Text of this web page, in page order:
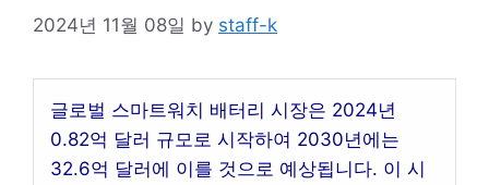
2024년 11월 08일 by staff-k
글로벌 스마트워치 배터리 시장은 2024년
0.82억 달러 규모로 시작하여 2030년에는
32.6억 달러에 이를 것으로 예상됩니다. 이 시